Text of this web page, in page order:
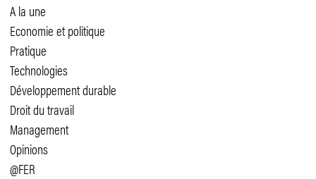
A la une
Economie et politique
Pratique
Technologies
Développement durable
Droit du travail
Management
Opinions
@FER